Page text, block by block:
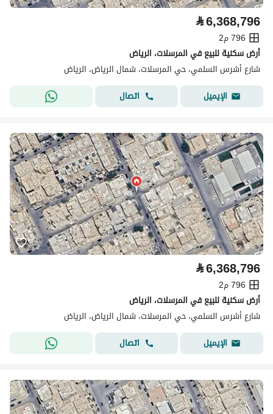
⃁6,368,796
796 م2
أرض سكنية للبيع في المرسلات، الرياض
شارع أشرس السلمي، حي المرسلات، شمال الرياض، الرياض
الإيميل
اتصال
⃁6,368,796
796 م2
أرض سكنية للبيع في المرسلات، الرياض
شارع أشرس السلمي، حي المرسلات، شمال الرياض، الرياض
الإيميل
اتصال